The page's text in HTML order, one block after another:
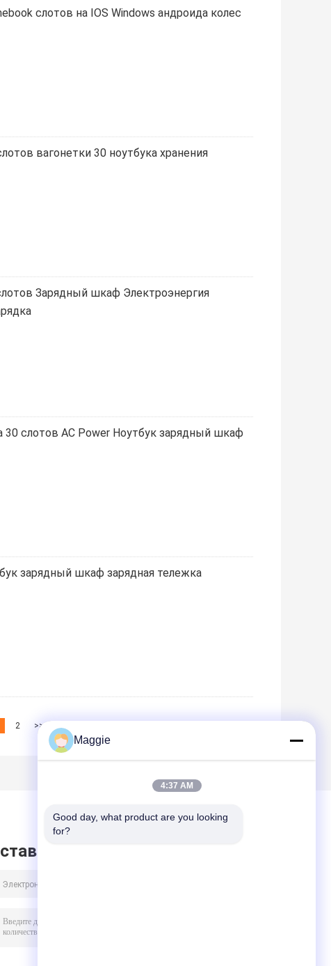
слотов на IOS Windows андроида колес
вагонетки 30 ноутбука хранения
Зарядный шкаф Электроэнергия
30 слотов AC Power Ноутбук зарядный шкаф
зарядный шкаф зарядная тележка
2 >> >|
сообщение
Maggie
4:37 AM
Good day, what product are you looking
for?